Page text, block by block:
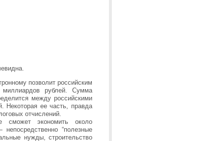
позволит российским
миллиардов рублей. Сумма
между российскими
Некоторая ее часть, правда
отчислений.
сможет экономить около
“полезные
нужды, строительство